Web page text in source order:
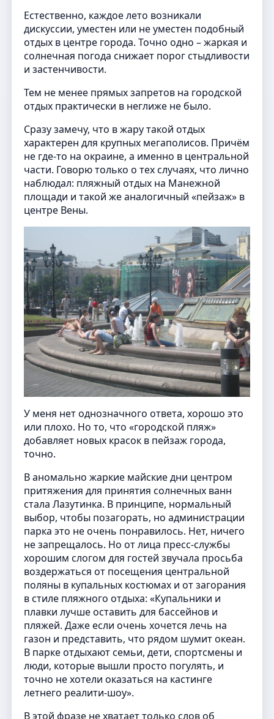
Естественно, каждое лето возникали
дискуссии, уместен или не уместен подобный
отдых в центре города. Точно одно – жаркая и
солнечная погода снижает порог стыдливости
и застенчивости.
Тем не менее прямых запретов на городской
отдых практически в неглиже не было.
Сразу замечу, что в жару такой отдых
характерен для крупных мегаполисов. Причём
не где-то на окраине, а именно в центральной
части. Говорю только о тех случаях, что лично
наблюдал: пляжный отдых на Манежной
площади и такой же аналогичный «пейзаж» в
центре Вены.
У меня нет однозначного ответа, хорошо это
или плохо. Но то, что «городской пляж»
добавляет новых красок в пейзаж города,
точно.
В аномально жаркие майские дни центром
притяжения для принятия солнечных ванн
стала Лазутинка. В принципе, нормальный
выбор, чтобы позагорать, но администрации
парка это не очень понравилось. Нет, ничего
не запрещалось. Но от лица пресс-службы
хорошим слогом для гостей звучала просьба
воздержаться от посещения центральной
поляны в купальных костюмах и от загорания
в стиле пляжного отдыха: «Купальники и
плавки лучше оставить для бассейнов и
пляжей. Даже если очень хочется лечь на
газон и представить, что рядом шумит океан.
В парке отдыхают семьи, дети, спортсмены и
люди, которые вышли просто погулять, и
точно не хотели оказаться на кастинге
летнего реалити-шоу».
В этой фразе не хватает только слов об